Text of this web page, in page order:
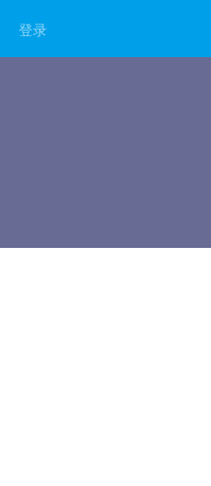
登录